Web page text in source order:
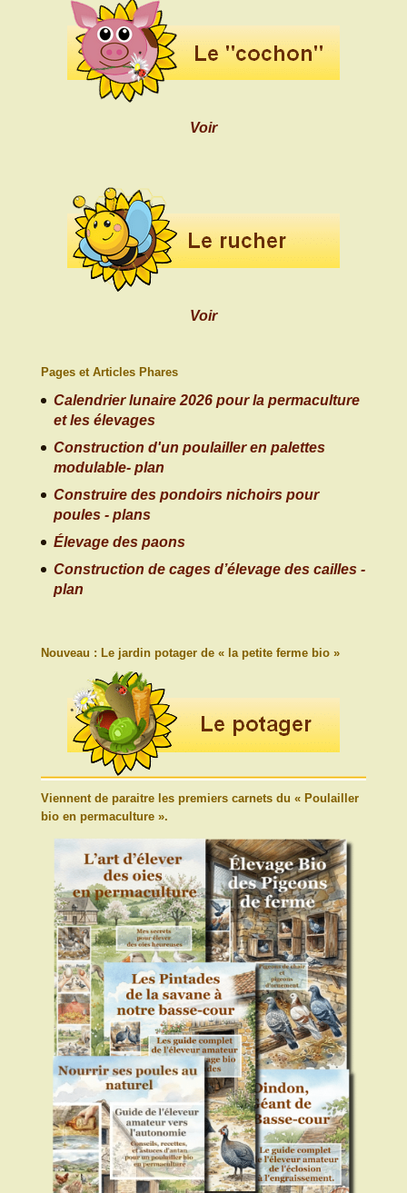
Voir
Voir
Pages et Articles Phares
Calendrier lunaire 2026 pour la permaculture
et les élevages
Construction d'un poulailler en palettes
modulable- plan
Construire des pondoirs nichoirs pour
poules - plans
Élevage des paons
Construction de cages d’élevage des cailles -
plan
Nouveau : Le jardin potager de « la petite ferme bio »
Viennent de paraitre les premiers carnets du « Poulailler
bio en permaculture ».